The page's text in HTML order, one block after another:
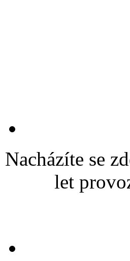
Nacházíte se
let